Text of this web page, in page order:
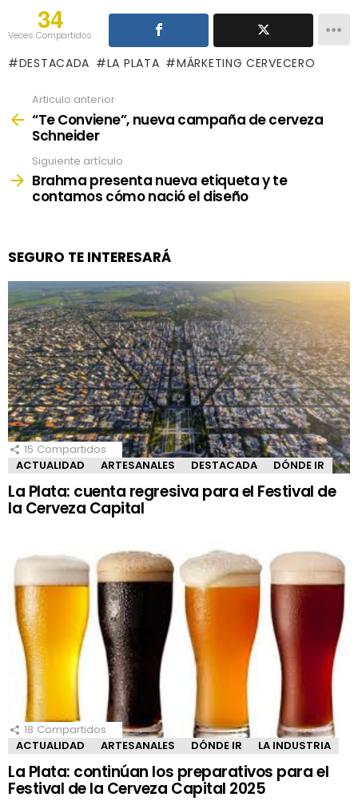
34
Veces Compartidos
DESTACADA LA PLATA MÁRKETING CERVECERO
more
Articulo anterior
“Te Conviene”, nueva campaña de cerveza
Schneider
Siguiente artículo
Brahma presenta nueva etiqueta y te
contamos cómo nació el diseño
SEGURO TE INTERESARÁ
15 Compartidos
ACTUALIDAD
ARTESANALES DESTACADA DÓNDE IR
La Plata: cuenta regresiva para el Festival de
la Cerveza Capital
18 Compartidos
ACTUALIDAD
ARTESANALES DÓNDE IR LA INDUSTRIA
La Plata: continúan los preparativos para el
Festival de la Cerveza Capital 2025